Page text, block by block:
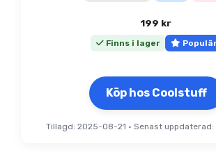
199 kr
Finns i lager Populär
Köp hos Coolstuff
Tillagd: 2025-08-21 • Senast